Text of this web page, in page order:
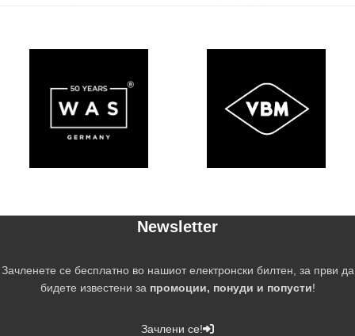
Newsletter
Зачленете се бесплатно во нашиот електронски билтен, за први да
бидете известени за промоции, понуди и попусти!
Зачлени се!